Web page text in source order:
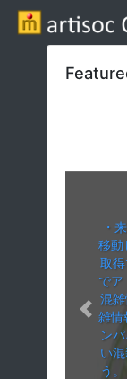
・
移動
取
でア
混
雑情
ン
い
う